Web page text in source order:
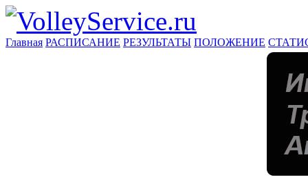
Главная РАСПИСАНИЕ РЕЗУЛЬТАТЫ ПОЛОЖЕНИЕ